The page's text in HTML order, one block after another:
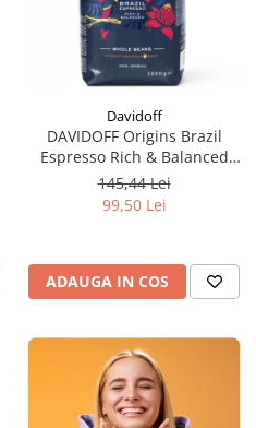
Davidoff
DAVIDOFF Origins Brazil
Espresso Rich & Balanced
Cafea Boabe 1Kg
145,44 Lei
99,50 Lei
ADAUGA IN COS